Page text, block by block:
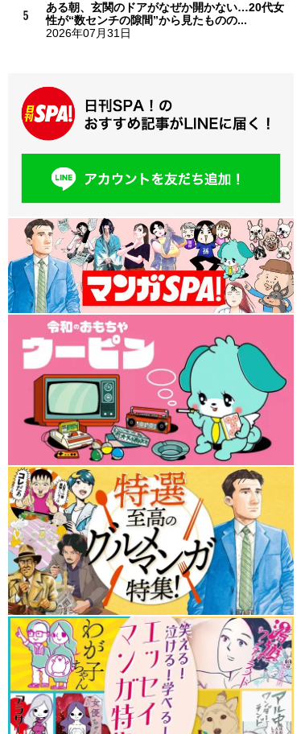
ある朝、玄関のドアがなぜか開かない…20代女
性が“数センチの隙間”から見たものの...
2026年07月31日